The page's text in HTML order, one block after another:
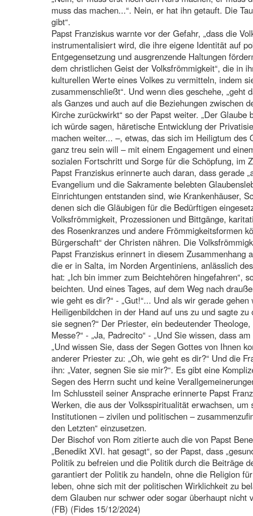
muss das machen...“. Nein, er hat ihn getauft. Die
gibt“.
Papst Franziskus warnte vor der Gefahr, „dass die
instrumentalisiert wird, die ihre eigene Identität auf
Entgegensetzung und ausgrenzende Haltungen
dem christlichen Geist der Volksfrömmigkeit“, die in
kulturellen Werte eines Volkes zu vermitteln, indem
zusammenschließt“. Und wenn dies geschehe,
als Ganzes und auch auf die Beziehungen zwischen
Kirche zurückwirkt“ so der Papst weiter. „Der
ich würde sagen, häretische Entwicklung der
machen weiter... –, etwas, das sich im Heiligtum
ganz treu sein will – mit einem Engagement und
sozialen Fortschritt und Sorge für die Schöpfung, im
Papst Franziskus erinnerte auch daran, dass gerade
Evangelium und die Sakramente belebten
Einrichtungen entstanden sind, wie Krankenhäuser,
denen sich die Gläubigen für die Bedürftigen
Volksfrömmigkeit, Prozessionen und Bittgänge,
des Rosenkranzes und andere Frömmigkeitsformen
Bürgerschaft“ der Christen nähren. Die
Papst Franziskus erinnert in diesem
die er in Salta, im Norden Argentiniens, anlässlich
hat: „Ich bin immer zum Beichtehören hingefahren“,
beichten. Und eines Tages, auf dem Weg nach
wie geht es dir?“ - „Gut!“... Und als wir gerade
Heiligenbildchen in der Hand auf uns zu und sagte
sie segnen?“ Der Priester, ein bedeutender
Messe?“ - „Ja, Padrecito“ - „Und Sie wissen, dass
„Und wissen Sie, dass der Segen Gottes von Ihnen
anderer Priester zu: „Oh, wie geht es dir?“ Und die
ihn: „Vater, segnen Sie sie mir?“. Es gibt eine
Segen des Herrn sucht und keine
Im Schlussteil seiner Ansprache erinnerte Papst
Werken, die aus der Volksspiritualität erwachsen,
Institutionen – zivilen und politischen –
den Letzten“ einzusetzen.
Der Bischof von Rom zitierte auch die von Papst
„Benedikt XVI. hat gesagt“, so der Papst, dass
Politik zu befreien und die Politik durch die Beiträge
garantiert der Politik zu handeln, ohne die Religion
leben, ohne sich mit der politischen Wirklichkeit zu
dem Glauben nur schwer oder sogar überhaupt nicht
(FB) (Fides 15/12/2024)